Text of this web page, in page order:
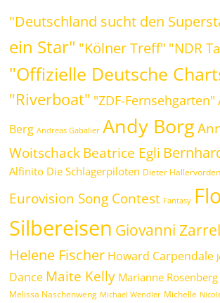
"Deutschland sucht den
ein Star" "Kölner Treff" "NDR
"Offizielle Deutsche
"Riverboat" "ZDF-Fernsehgarten"
Berg Andreas Gabalier Andy Borg
WoitschackBeatrice Egli
Alfinito Die Schlagerpiloten Dieter Hallervorden
Eurovision Song Contest Fantasy
Silbereisen Giovanni
Helene Fischer Howard Carpendale
Dance Maite Kelly Marianne Rosenberg
Melissa Naschenweng Michael Wendler Michelle